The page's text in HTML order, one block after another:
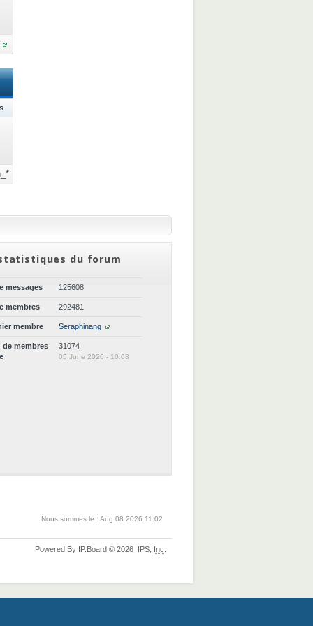
du forum
messages 125608
membres 292481
membre Seraphinang
de membres
31074
05 June 2026 - 10:08
Nous sommes le : Aug 08 2026 11:02
Powered By IP.Board © 2026 IPS, Inc